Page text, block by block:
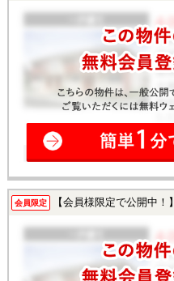
会員限定 【会員様限定で公開中！】